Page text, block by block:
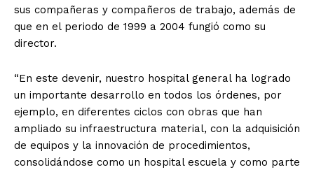
sus compañeras y compañeros de trabajo, además de
que en el periodo de 1999 a 2004 fungió como su
director.
“En este devenir, nuestro hospital general ha logrado
un importante desarrollo en todos los órdenes, por
ejemplo, en diferentes ciclos con obras que han
ampliado su infraestructura material, con la adquisición
de equipos y la innovación de procedimientos,
consolidándose como un hospital escuela y como parte